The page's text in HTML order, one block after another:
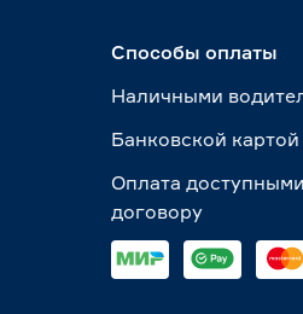
Способы оплаты
Наличными
Банковской
Оплата
договору